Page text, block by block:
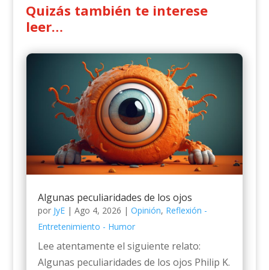
Quizás también te interese
leer…
Algunas peculiaridades de los ojos
por JyE| Ago 4, 2026 | Opinión, Reflexión -
Entretenimiento - Humor
Lee atentamente el siguiente relato:
Algunas peculiaridades de los ojos Philip K.